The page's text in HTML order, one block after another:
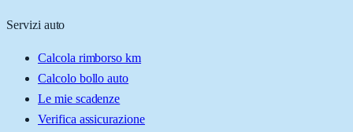
Servizi auto
Calcola rimborso km
Calcolo bollo auto
Le mie scadenze
Verifica assicurazione